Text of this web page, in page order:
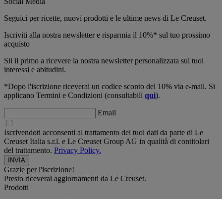
Seguici per ricette, nuovi prodotti e le ultime news di Le Creuset.
Iscriviti alla nostra newsletter e risparmia il 10%* sul tuo prossimo
acquisto
Sii il primo a ricevere la nostra newsletter personalizzata sui tuoi
interessi e abitudini.
*Dopo l'iscrizione riceverai un codice sconto del 10% via e-mail. Si
applicano Termini e Condizioni (consultabili qui).
Email
Iscrivendoti acconsenti al trattamento dei tuoi dati da parte di Le
Creuset Italia s.r.l. e Le Creuset Group AG in qualità di contitolari
del trattamento. Privacy Policy.
Grazie per l'iscrizione!
Presto riceverai aggiornamenti da Le Creuset.
Prodotti